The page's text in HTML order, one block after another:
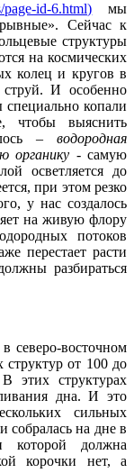
page-id-6.html) мы
Сейчас к
структуры
на космических
колец и кругов в
И особенно
копали
чтобы выяснить
– водородная
органику - самую
осветляется до
при этом резко
у нас создалось
на живую флору
потоков
перестает расти
разбираться
северо-восточном
от 100 до
этих структурах
дна. И это
сильных
собралась на дне в
должна
корочки нет, а